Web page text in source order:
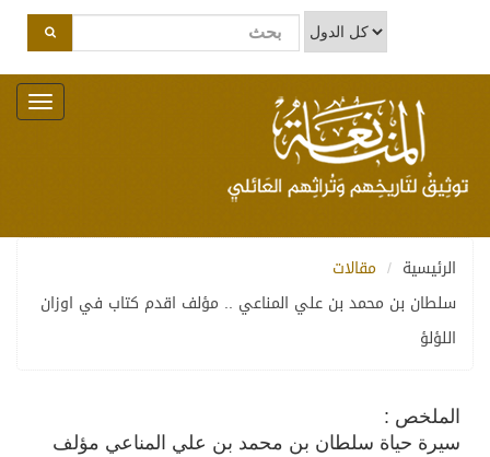
Toggle
navigation
الرئيسية
مقالات
سلطان بن محمد بن علي المناعي .. مؤلف اقدم كتاب في اوزان
اللؤلؤ
الملخص :
سيرة حياة سلطان بن محمد بن علي المناعي مؤلف